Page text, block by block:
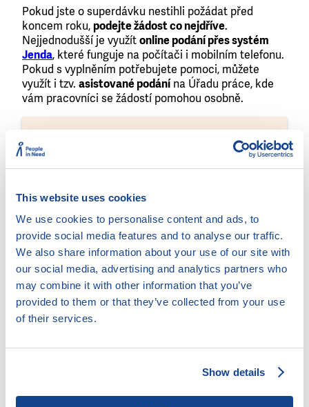
This website uses cookies
We use cookies to personalise content and ads, to
provide social media features and to analyse our traffic.
We also share information about your use of our site with
our social media, advertising and analytics partners who
may combine it with other information that you’ve
provided to them or that they’ve collected from your use
of their services.
Show details
Pokud jste o superdávku nestihli požádat před
koncem roku, podejte žádost co nejdříve.
Nejjednodušší je využítonline podání přes systém
Jenda, které funguje na počítači i mobilním telefonu.
Pokud s vyplněním potřebujete pomoci, můžete
využít i tzv. asistované podánína Úřadu práce, kde
vám pracovníci se žádostí pomohou osobně.
HELPLINKA
či potřebujete více informací, spojte
se s námi. Rádi vám poradíme.
Volejte770 600 800, pište na náš
e-mail nebo si domluvte konzultaci přesvideo.
Můžete také navštívit některou z našich
dluhových poraden, seznam najdete zde.
Poradenství poskytujeme zdarma.